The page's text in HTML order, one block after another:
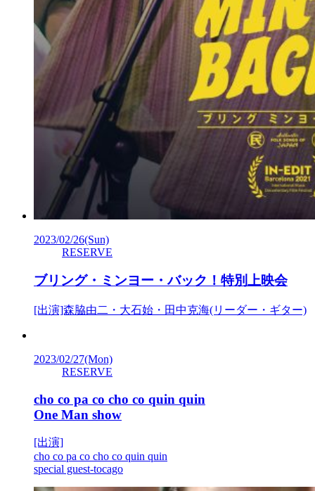
2023/02/26(Sun)
RESERVE
ブリング・ミンヨー・バック！特別上映会
[出演]森脇由二・大石始・田中克海(リーダー・ギター)
2023/02/27(Mon)
RESERVE
cho co pa co cho co quin quin
One Man show
[出演]
cho co pa co cho co quin quin
special guest-tocago